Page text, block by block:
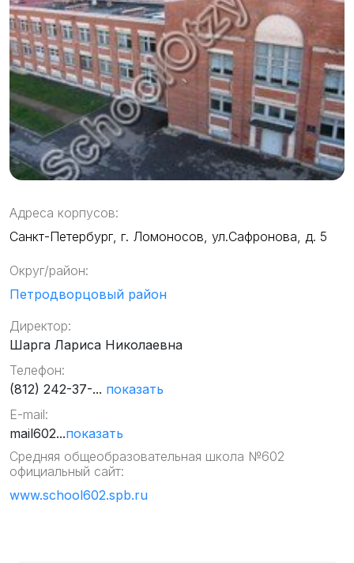
Адреса корпусов:
Санкт-Петербург, г. Ломоносов, ул.Сафронова, д. 5
Округ/район:
Петродворцовый район
Директор:
Шарга Лариса Николаевна
Телефон:
(812) 242-37-... показать
E-mail:
mail602...показать
Средняя общеобразовательная школа №602
официальный сайт:
www.school602.spb.ru